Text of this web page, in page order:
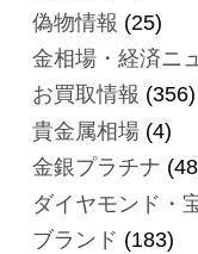
偽物情報 (25)
金相場・経済ニ
お買取情報 (356)
貴金属相場(4)
金銀プラチナ
ダイヤモンド・
ブランド (183)